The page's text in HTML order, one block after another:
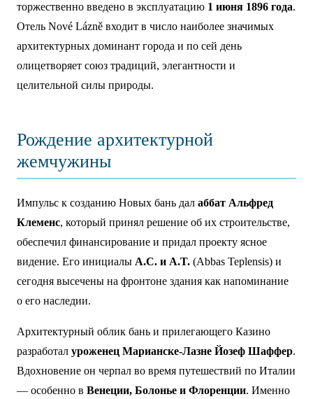
торжественно введено в эксплуатацию 1 июня 1896 года.
Отель Nové Lázně входит в число наиболее значимых
архитектурных доминант города и по сей день
олицетворяет союз традиций, элегантности и
целительной силы природы.
Рождение архитектурной
жемчужины
Импульс к созданию Новых бань дал аббат Альфред
Клеменс, который принял решение об их строительстве,
обеспечил финансирование и придал проекту ясное
видение. Его инициалы A.C. и A.T. (Abbas Teplensis) и
сегодня высечены на фронтоне здания как напоминание
о его наследии.
Архитектурный облик бань и прилегающего Казино
разработал уроженец Марианске-Лазне Йозеф Шаффер.
Вдохновение он черпал во время путешествий по Италии
— особенно в Венеции, Болонье и Флоренции. Именно